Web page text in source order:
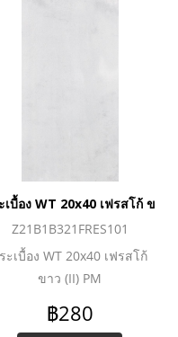
) 20x23 PM
เบื้อง WT 20x40 เฟรสโก้ ขาว
Z21B1B321FRES101
ะเบื้อง WT 20x40 เฟรสโก้
ขาว (II) PM
฿280